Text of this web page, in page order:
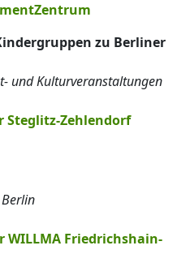
zu Berliner
und Kulturveranstaltungen
Zehlendorf
Friedrichshain-